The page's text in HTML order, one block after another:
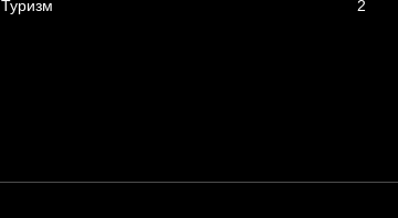
Туризм 2